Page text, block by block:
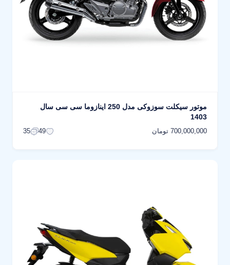
موتور سیکلت سوزوکی مدل 250 اینازوما سی سی سال
1403
700,000,000 تومان 49
35